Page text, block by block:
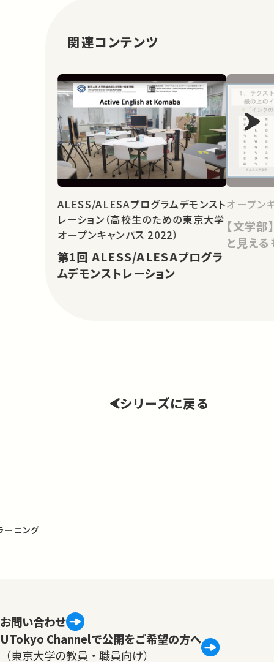
関連コンテンツ
ALESS/ALESAプログラムデモンスト
レーション（高校生のための東京大学
オープンキャンパス 2022）
第1回 ALESS/ALESAプログラ
ムデモンストレーション
オープン
【文学部
と見え
シリーズに戻る
ーニング
お問い合わせ
UTokyo Channelで公開をご希望の方へ
（東京大学の教員・職員向け）